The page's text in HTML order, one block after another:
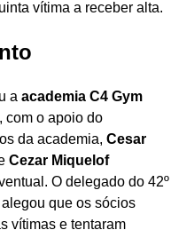
vítima a receber alta.
a academia C4 Gym
, com o apoio do
da academia, Cesar
Cezar Miquelof
O delegado do 42º
alegou que os sócios
vítimas e tentaram